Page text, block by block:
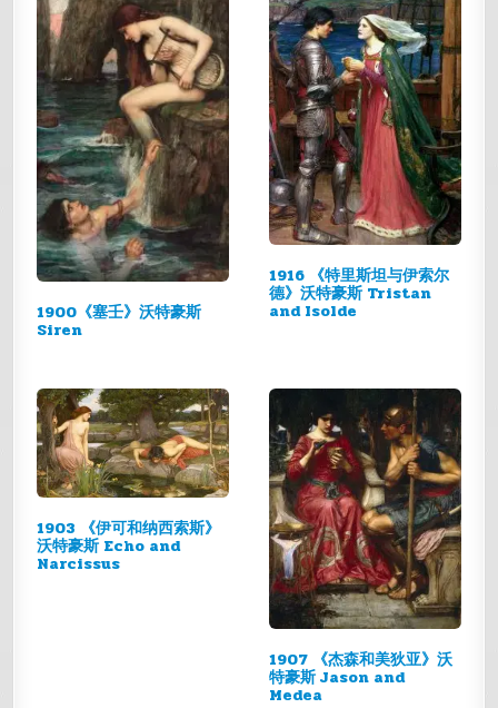
1900《塞壬》沃特豪斯
Siren
1916 《特里斯坦与伊索尔
德》沃特豪斯 Tristan
and Isolde
1903 《伊可和纳西索斯》
沃特豪斯 Echo and
Narcissus
1907 《杰森和美狄亚》沃
特豪斯 Jason and
Medea